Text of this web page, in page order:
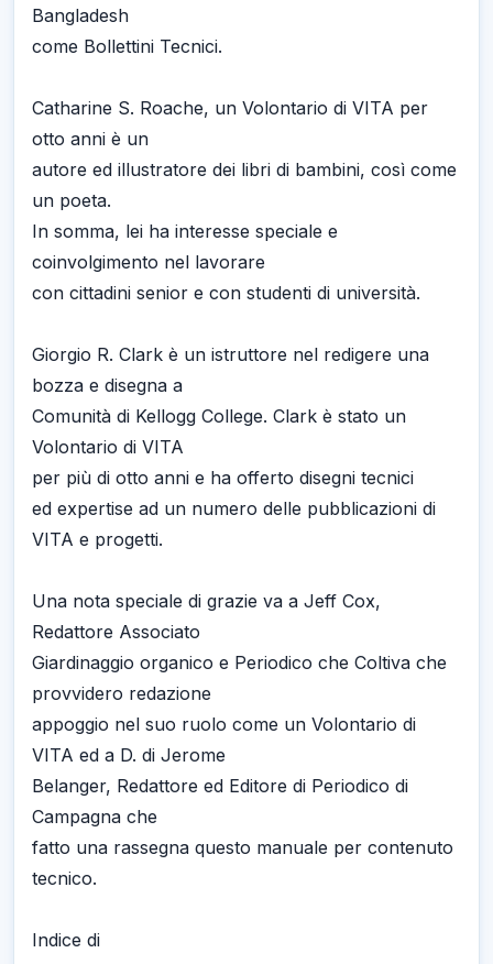
Bangladesh
come Bollettini Tecnici.
Catharine S. Roache, un Volontario di VITA per
otto anni è un
autore ed illustratore dei libri di bambini, così come
un poeta.
In somma, lei ha interesse speciale e
coinvolgimento nel lavorare
con cittadini senior e con studenti di università.
Giorgio R. Clark è un istruttore nel redigere una
bozza e disegna a
Comunità di Kellogg College. Clark è stato un
Volontario di VITA
per più di otto anni e ha offerto disegni tecnici
ed expertise ad un numero delle pubblicazioni di
VITA e progetti.
Una nota speciale di grazie va a Jeff Cox,
Redattore Associato
Giardinaggio organico e Periodico che Coltiva che
provvidero redazione
appoggio nel suo ruolo come un Volontario di
VITA ed a D. di Jerome
Belanger, Redattore ed Editore di Periodico di
Campagna che
fatto una rassegna questo manuale per contenuto
tecnico.
Indice di